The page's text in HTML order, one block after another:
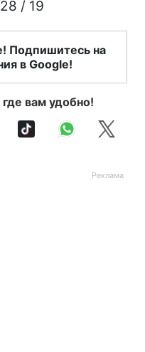
/ 19
Подпишитесь на
в Google!
вам удобно!